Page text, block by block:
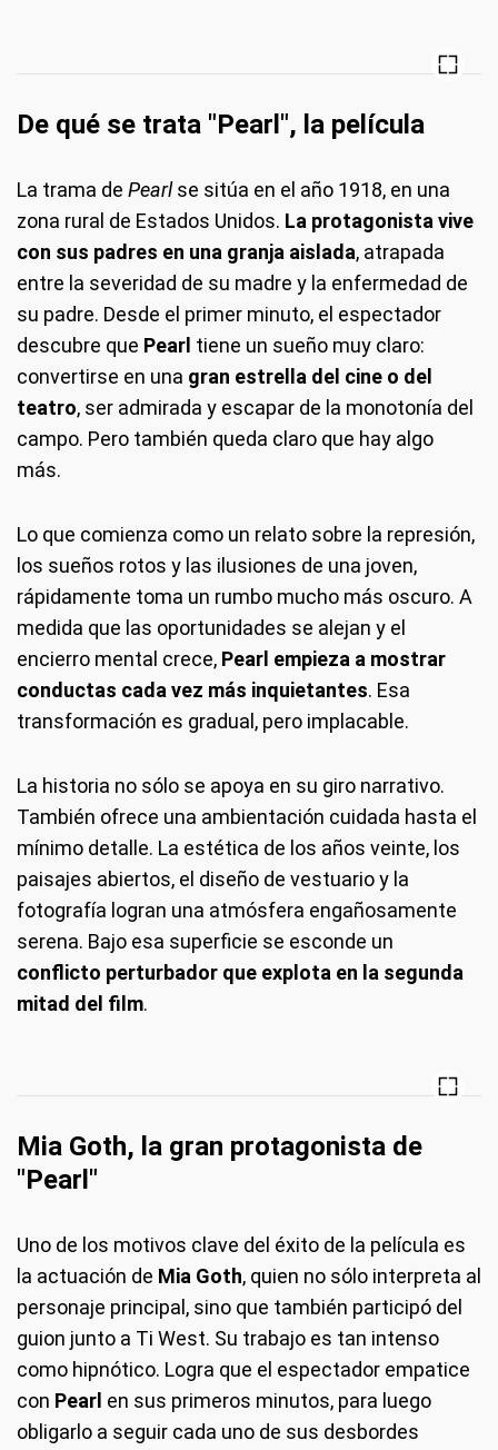
De qué se trata "Pearl", la película
La trama de Pearlse sitúa en el año 1918, en una
zona rural de Estados Unidos. La protagonista vive
con sus padres en una granja aislada, atrapada
entre la severidad de su madre y la enfermedad de
su padre. Desde el primer minuto, el espectador
descubre que Pearl tiene un sueño muy claro:
convertirse en una gran estrella del cine o del
teatro, ser admirada y escapar de la monotonía del
campo. Pero también queda claro que hay algo
más.
Lo que comienza como un relato sobre la represión,
los sueños rotos y las ilusiones de una joven,
rápidamente toma un rumbo mucho más oscuro. A
medida que las oportunidades se alejan y el
encierro mental crece, Pearl empieza a mostrar
conductas cada vez más inquietantes. Esa
transformación es gradual, pero implacable.
La historia no sólo se apoya en su giro narrativo.
También ofrece una ambientación cuidada hasta el
mínimo detalle. La estética de los años veinte, los
paisajes abiertos, el diseño de vestuario y la
fotografía logran una atmósfera engañosamente
serena. Bajo esa superficie se esconde un
conflicto perturbador que explota en la segunda
mitad del film.
Mia Goth, la gran protagonista de
"Pearl"
Uno de los motivos clave del éxito de la película es
la actuación de Mia Goth, quien no sólo interpreta al
personaje principal, sino que también participó del
guion junto a Ti West. Su trabajo es tan intenso
como hipnótico. Logra que el espectador empatice
con Pearl en sus primeros minutos, para luego
obligarlo a seguir cada uno de sus desbordes